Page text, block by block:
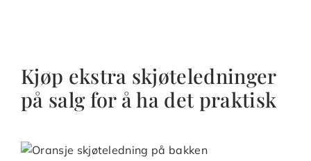
Kjøp ekstra skjøteledninger
på salg for å ha det praktisk